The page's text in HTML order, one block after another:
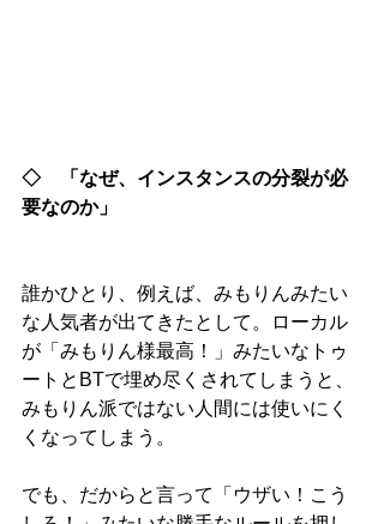
◇　「なぜ、インスタンスの分裂が必
要なのか」
誰かひとり、例えば、みもりんみたい
な人気者が出てきたとして。ローカル
が「みもりん様最高！」みたいなトゥ
ートとBTで埋め尽くされてしまうと、
みもりん派ではない人間には使いにく
くなってしまう。
でも、だからと言って「ウザい！こう